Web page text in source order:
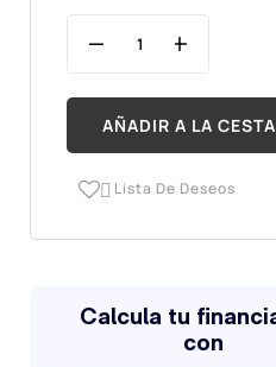
AÑADIR A LA CESTA
 Lista De Deseos